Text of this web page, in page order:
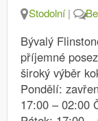
Stodolní|
Bývalý
příjemné
široký výběr
Pondělí:
17:00 – 02:00